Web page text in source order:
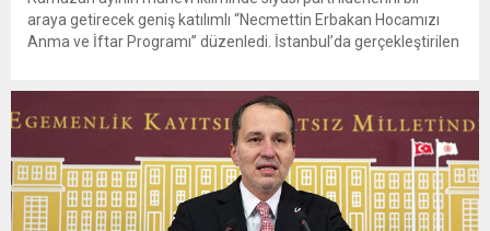
araya getirecek geniş katılımlı “Necmettin Erbakan Hocamızı
Anma ve İftar Programı” düzenledi. İstanbul’da gerçekleştirilen